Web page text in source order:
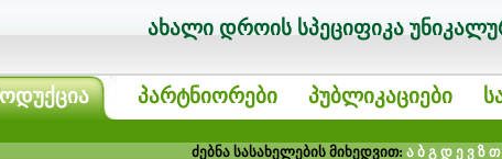
ახალი დროის სპეციფიკა
პარტნიორები პუბლიკაციები
ძებნა სასახელების მიხედვით: ა ბ გ დ ე ვ ზ თ